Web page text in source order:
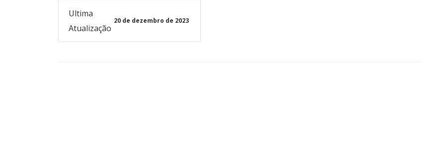
Ultima
Atualização
20 de dezembro de 2023